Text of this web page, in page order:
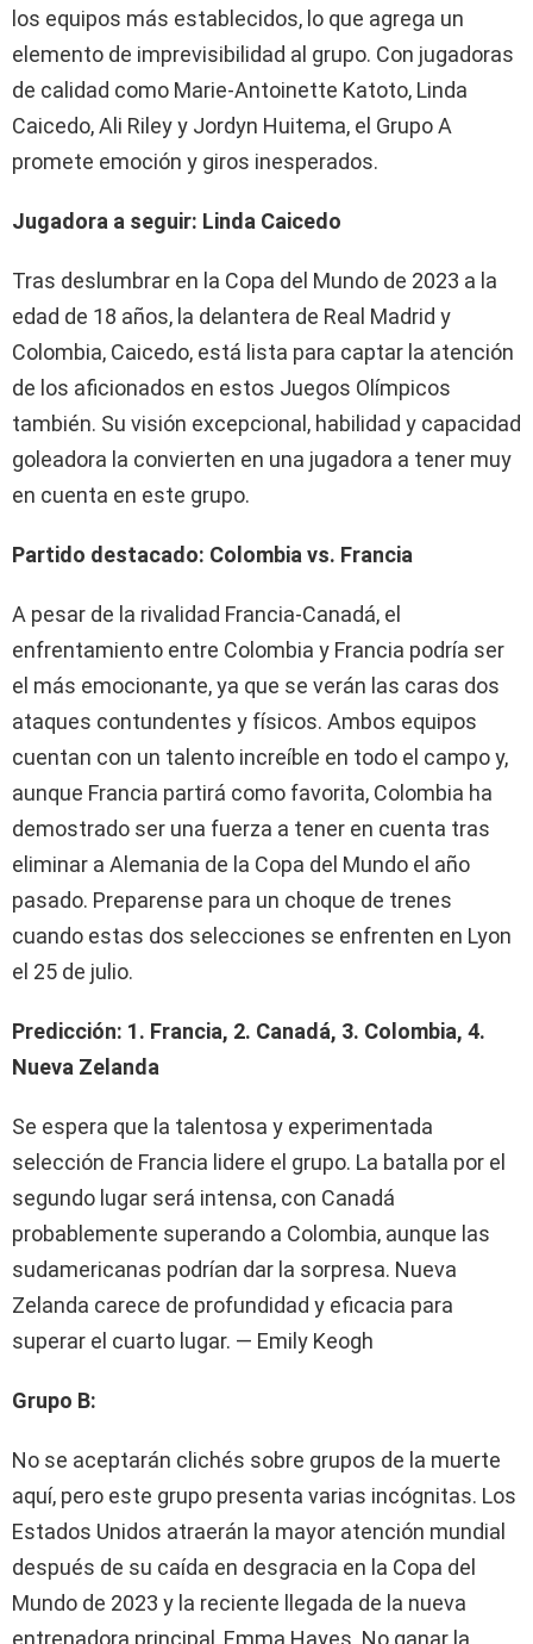
los equipos más establecidos, lo que agrega un
elemento de imprevisibilidad al grupo. Con jugadoras
de calidad como Marie-Antoinette Katoto, Linda
Caicedo, Ali Riley y Jordyn Huitema, el Grupo A
promete emoción y giros inesperados.
Jugadora a seguir: Linda Caicedo
Tras deslumbrar en la Copa del Mundo de 2023 a la
edad de 18 años, la delantera de Real Madrid y
Colombia, Caicedo, está lista para captar la atención
de los aficionados en estos Juegos Olímpicos
también. Su visión excepcional, habilidad y capacidad
goleadora la convierten en una jugadora a tener muy
en cuenta en este grupo.
Partido destacado: Colombia vs. Francia
A pesar de la rivalidad Francia-Canadá, el
enfrentamiento entre Colombia y Francia podría ser
el más emocionante, ya que se verán las caras dos
ataques contundentes y físicos. Ambos equipos
cuentan con un talento increíble en todo el campo y,
aunque Francia partirá como favorita, Colombia ha
demostrado ser una fuerza a tener en cuenta tras
eliminar a Alemania de la Copa del Mundo el año
pasado. Preparense para un choque de trenes
cuando estas dos selecciones se enfrenten en Lyon
el 25 de julio.
Predicción: 1. Francia, 2. Canadá, 3. Colombia, 4.
Nueva Zelanda
Se espera que la talentosa y experimentada
selección de Francia lidere el grupo. La batalla por el
segundo lugar será intensa, con Canadá
probablemente superando a Colombia, aunque las
sudamericanas podrían dar la sorpresa. Nueva
Zelanda carece de profundidad y eficacia para
superar el cuarto lugar. — Emily Keogh
Grupo B:
No se aceptarán clichés sobre grupos de la muerte
aquí, pero este grupo presenta varias incógnitas. Los
Estados Unidos atraerán la mayor atención mundial
después de su caída en desgracia en la Copa del
Mundo de 2023 y la reciente llegada de la nueva
entrenadora principal, Emma Hayes. No ganar la